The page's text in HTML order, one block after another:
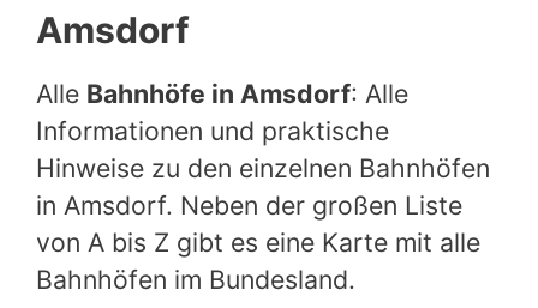
Amsdorf
Alle Bahnhöfe in Amsdorf: Alle
Informationen und praktische
Hinweise zu den einzelnen Bahnhöfen
in Amsdorf. Neben der großen Liste
von A bis Z gibt es eine Karte mit alle
Bahnhöfen im Bundesland.